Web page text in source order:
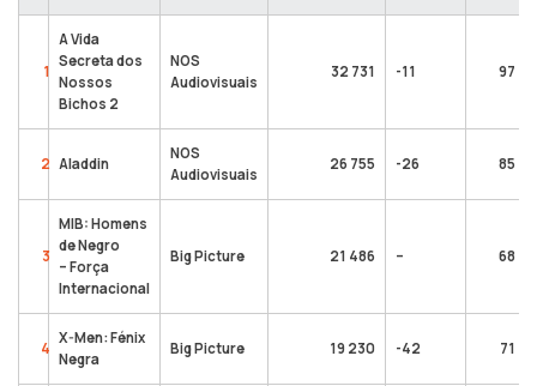
1
A Vida
Secreta dos
Nossos
Bichos 2
NOS
Audiovisuais
32 731 -11 97
2 Aladdin
NOS
Audiovisuais
26 755 -26 85
3
MIB: Homens
de Negro
– Força
Internacional
Big Picture 21 486 – 68
4
X-Men: Fénix
Negra
Big Picture 19 230 -42 71